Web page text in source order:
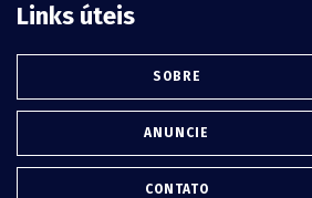
Links úteis
SOBRE
ANUNCIE
CONTATO